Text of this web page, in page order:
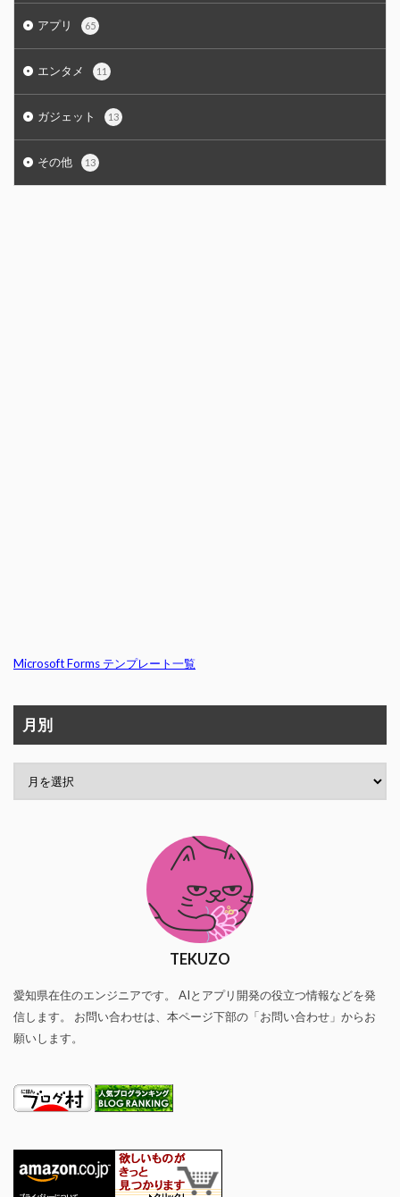
アプリ 65
エンタメ 11
ガジェット 13
その他 13
Microsoft Forms テンプレート一覧
月別
TEKUZO
愛知県在住のエンジニアです。 AIとアプリ開発の役立つ情報などを発
信します。 お問い合わせは、本ページ下部の「お問い合わせ」からお
願いします。